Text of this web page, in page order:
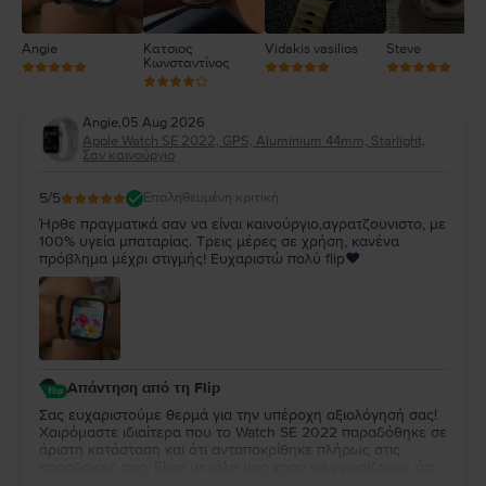
Angie
Κατσιος
Κωνσταντίνος
Vidakis vasilios Steve
Angie,05 Aug 2026
Apple Watch SE 2022, GPS, Aluminium 44mm, Starlight,
Σαν καινούργιο
5/5 Επαληθευμένη κριτική
Ήρθε πραγματικά σαν να είναι καινούργιο,αγρατζουνιστο, με
100% υγεία μπαταρίας. Τρεις μέρες σε χρήση, κανένα
πρόβλημα μέχρι στιγμής! Ευχαριστώ πολύ flip❤️
Απάντηση από τη Flip
Σας ευχαριστούμε θερμά για την υπέροχη αξιολόγησή σας!
Χαιρόμαστε ιδιαίτερα που το Watch SE 2022 παραδόθηκε σε
άριστη κατάσταση και ότι ανταποκρίθηκε πλήρως στις